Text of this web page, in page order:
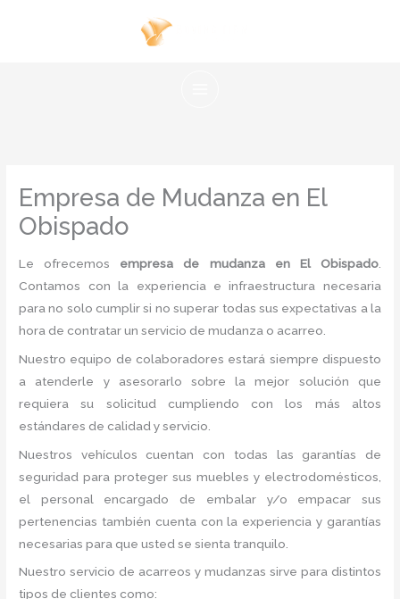
Empresa de Mudanza en El
Obispado
Le ofrecemos empresa de mudanza en El Obispado.
Contamos con la experiencia e infraestructura necesaria
para no solo cumplir si no superar todas sus expectativas a la
hora de contratar un servicio de mudanza o acarreo.
Nuestro equipo de colaboradores estará siempre dispuesto
a atenderle y asesorarlo sobre la mejor solución que
requiera su solicitud cumpliendo con los más altos
estándares de calidad y servicio.
Nuestros vehículos cuentan con todas las garantías de
seguridad para proteger sus muebles y electrodomésticos,
el personal encargado de embalar y/o empacar sus
pertenencias también cuenta con la experiencia y garantías
necesarias para que usted se sienta tranquilo.
Nuestro servicio de acarreos y mudanzas sirve para distintos
tipos de clientes como: